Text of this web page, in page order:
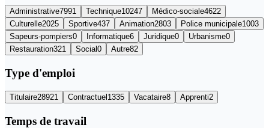
Administrative7991 Technique10247 Médico-sociale4622
Culturelle2025 Sportive437 Animation2803 Police municipale1003
Sapeurs-pompiers0 Informatique6 Juridique0 Urbanisme0
Restauration321 Social 0 Autre82
Type d'emploi
Titulaire28921 Contractuel 1335 Vacataire8 Apprenti2
Temps de travail